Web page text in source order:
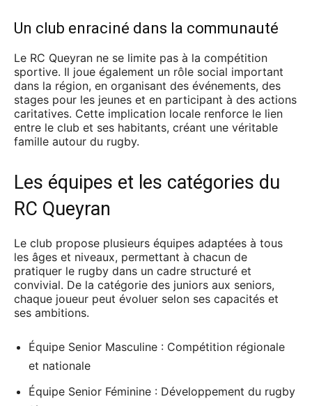
Un club enraciné dans la communauté
Le RC Queyran ne se limite pas à la compétition
sportive. Il joue également un rôle social important
dans la région, en organisant des événements, des
stages pour les jeunes et en participant à des actions
caritatives. Cette implication locale renforce le lien
entre le club et ses habitants, créant une véritable
famille autour du rugby.
Les équipes et les catégories du
RC Queyran
Le club propose plusieurs équipes adaptées à tous
les âges et niveaux, permettant à chacun de
pratiquer le rugby dans un cadre structuré et
convivial. De la catégorie des juniors aux seniors,
chaque joueur peut évoluer selon ses capacités et
ses ambitions.
Équipe Senior Masculine : Compétition régionale
et nationale
Équipe Senior Féminine : Développement du rugby